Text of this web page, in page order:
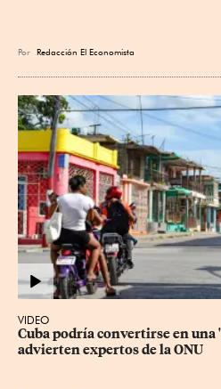
Por Redacción El Economista
VIDEO
Cuba podría convertirse en una
advierten expertos de la ONU